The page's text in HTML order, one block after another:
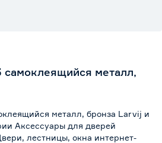
самоклеящийся металл,
металл, бронза Larvij и
Аксессуары для дверей
лестницы, окна интернет-